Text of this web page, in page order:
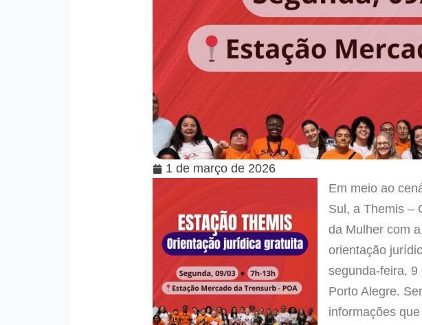
1 de março de 2026
Em meio ao
Sul, a Themis –
da Mulher com
orientação
segunda-feira, 9
Porto Alegre.
informações